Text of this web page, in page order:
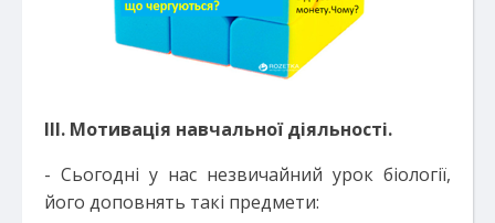
ІІІ. Мотивація навчальної діяльності.
- Сьогодні у нас незвичайний урок біології,
його доповнять такі предмети: